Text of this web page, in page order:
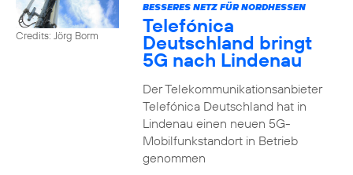
Credits: Jörg Borm
BESSERES NETZ FÜR NORDHESSEN
Telefónica
Deutschland bringt
5G nach Lindenau
Der Telekommunikationsanbieter
Telefónica Deutschland hat in
Lindenau einen neuen 5G-
Mobilfunkstandort in Betrieb
genommen